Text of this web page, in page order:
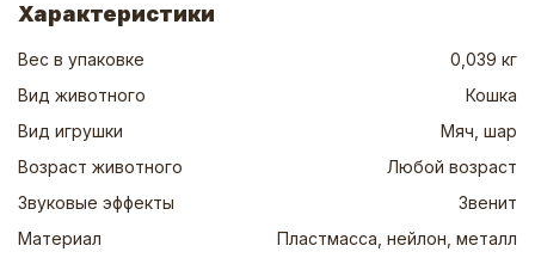
Характеристики
Вес в упаковке
0,039 кг
Вид животного
Кошка
Вид игрушки
Мяч, шар
Возраст животного
Любой возраст
Звуковые эффекты
Звенит
Материал
Пластмасса, нейлон, металл